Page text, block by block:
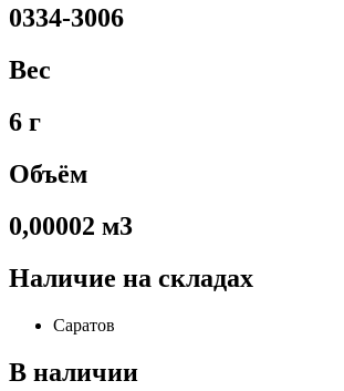
0334-3006
Вес
6 г
Объём
0,00002 м3
Наличие на складах
Саратов
В наличии